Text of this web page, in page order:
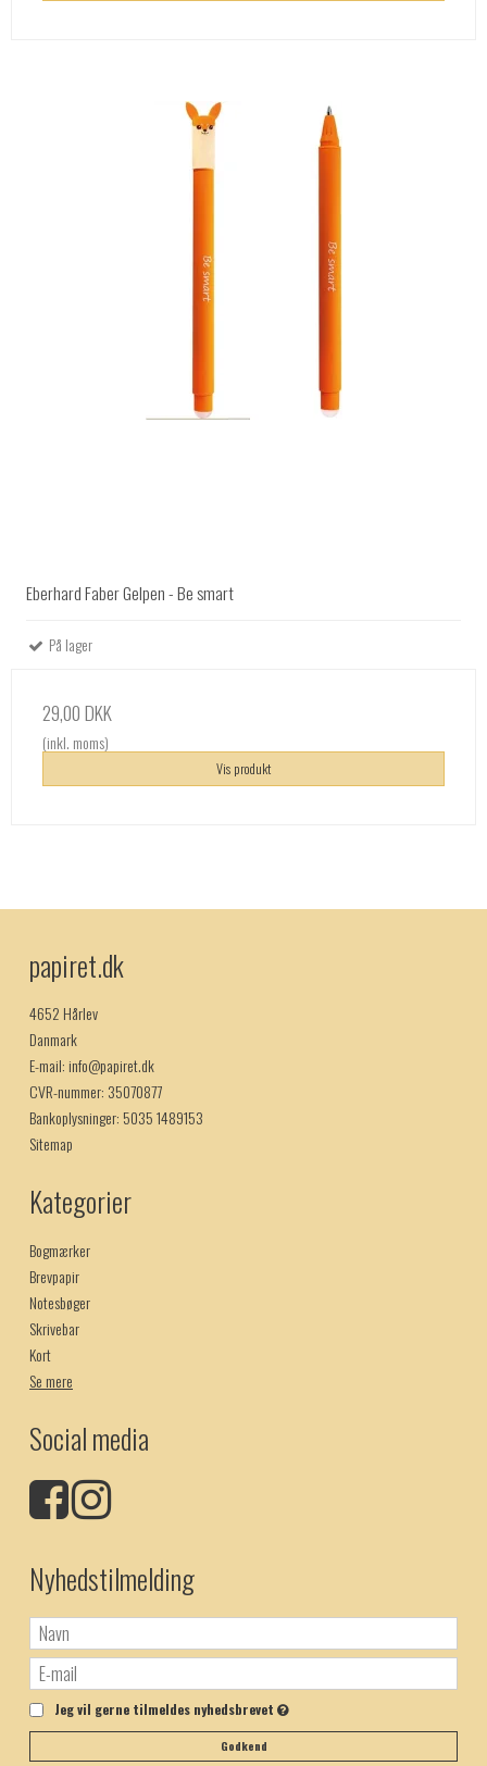
Eberhard Faber Gelpen - Be smart
På lager
29,00 DKK
(inkl. moms)
Vis produkt
papiret.dk
4652 Hårlev
Danmark
E-mail: info@papiret.dk
CVR-nummer: 35070877
Bankoplysninger: 5035 1489153
Sitemap
Kategorier
Bogmærker
Brevpapir
Notesbøger
Skrivebar
Kort
Se mere
Social media
Nyhedstilmelding
Jeg vil gerne tilmeldes nyhedsbrevet
Godkend